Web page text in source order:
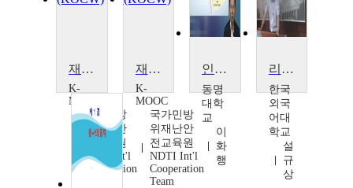
재난커뮤니케이션 (Disaster Communication)
K-
MOOC
국가민방
위재난안
전교육원
NDTI Int'l
Cooperation
재난커뮤니케이션 (Disaster Communication)
K-
MOOC
국가민방
위재난안
전교육원
NDTI Int'l
Cooperation
Team
인터넷커뮤니케이션
동명
대학
교
이
화
행
리더십과 커뮤니케이션
한국
외국
어대
학교
설
규
상